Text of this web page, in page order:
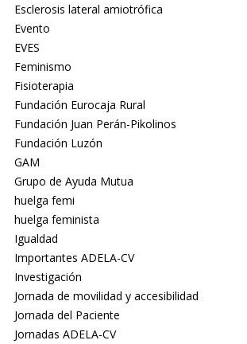
Esclerosis lateral amiotrófica
Evento
EVES
Feminismo
Fisioterapia
Fundación Eurocaja Rural
Fundación Juan Perán-Pikolinos
Fundación Luzón
GAM
Grupo de Ayuda Mutua
huelga femi
huelga feminista
Igualdad
Importantes ADELA-CV
Investigación
Jornada de movilidad y accesibilidad
Jornada del Paciente
Jornadas ADELA-CV